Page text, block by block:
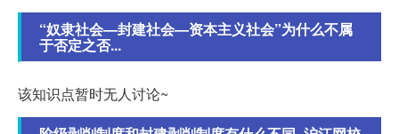
“奴隶社会—封建社会—资本主义社会”为什么不属
于否定之否...
该知识点暂时无人讨论~